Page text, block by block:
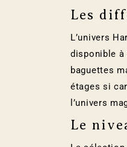
Les
L’univers
disponible à
baguettes
étages si
l’univers
Le